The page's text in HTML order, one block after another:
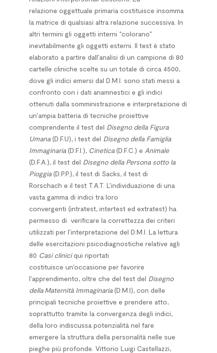
relazione oggettuale primaria costituisce insomma
la matrice di qualsiasi altra relazione successiva. In
altri termini gli oggetti interni “colorano”
inevitabilmente gli oggetti esterni. Il test è stato
elaborato a partire dall’analisi di un campione di 80
cartelle cliniche scelte su un totale di circa 4500,
dove gli indici emersi dal D.M.I. sono stati messi a
confronto con i dati anamnestici e gli indici
ottenuti dalla somministrazione e interpretazione di
un’ampia batteria di tecniche proiettive
comprendente il test del Disegno della Figura
Umana(D.F.U), i test del Disegno della Famiglia
Immaginaria(D.F.I.), Cinetica(D.F.C.) e Animale
(D.F.A.), il test del Disegno della Persona sotto la
Pioggia(D.P.P.), il test di Sacks, il test di
Rorschach e il test T.A.T. L’individuazione di una
vasta gamma di indici tra loro
convergenti (intratest, intertest ed extratest) ha
permesso di verificare la correttezza dei criteri
utilizzati per l’interpretazione del D.M.I. La lettura
delle esercitazioni psicodiagnostiche relative agli
80 Casi cliniciqui riportati
costituisce un’occasione per favorire
l’apprendimento, oltre che del test del Disegno
della Maternità Immaginaria(D.M.I), con delle
principali tecniche proiettive e prendere atto,
soprattutto tramite la convergenza degli indici,
della loro indiscussa potenzialità nel fare
emergere la struttura della personalità nelle sue
pieghe più profonde. Vittorio Luigi Castellazzi,